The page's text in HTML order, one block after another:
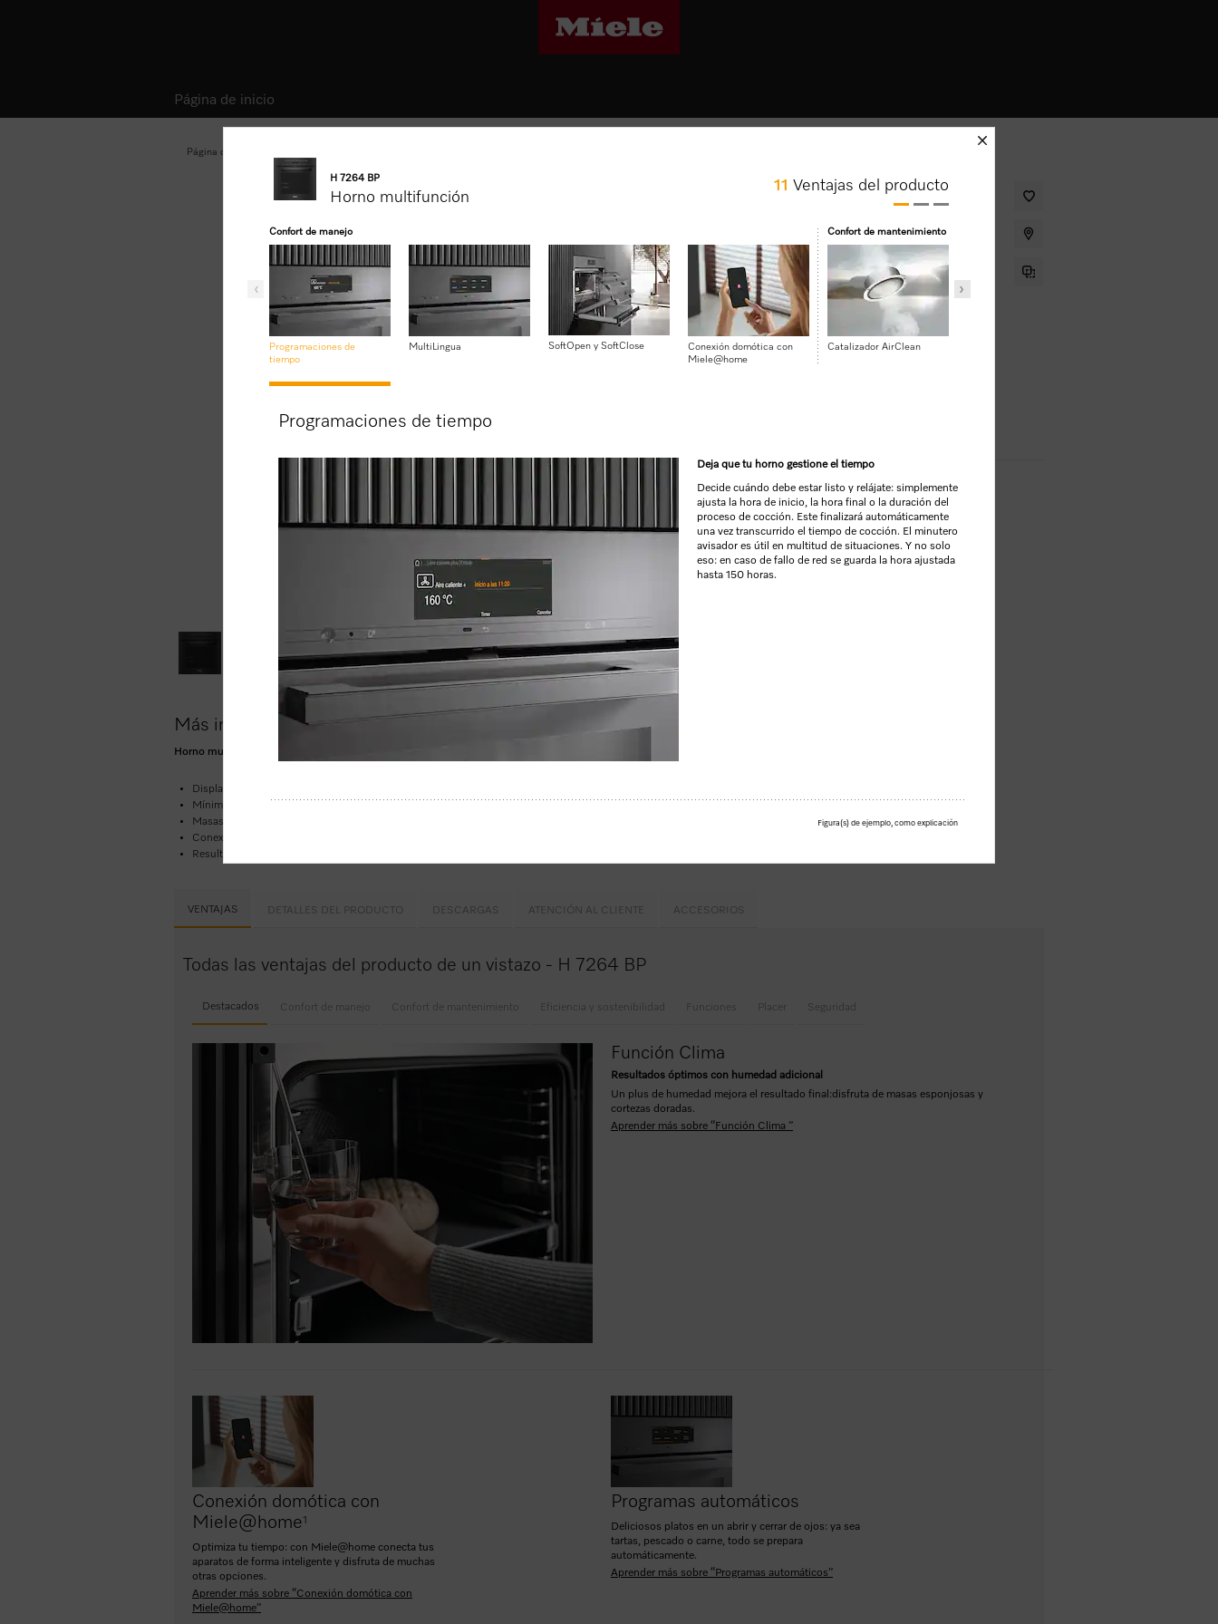
Página de inicio
H 7264 BP
$ 3.649.900
Color del artículo:
Más información del producto
Horno multifunción diseño elegante , display intuitivo, conectividad y pirólisis.
Display de texto con sensores:
Mínimo esfuerzo de limpieza:
Masas especialmente esponjosas y costra dorada:
Conexión a red con
Resultados perfectos garantizados
VENTAJAS DETALLES DEL PRODUCTO DESCARGAS ATENCIÓN AL CLIENTE ACCESORIOS
Todas las ventajas del producto de un vistazo - H 7264 BP
Destacados Confort de manejo Confort de mantenimiento Eficiencia y sostenibilidad Funciones Placer Seguridad
Función Clima
Resultados óptimos con humedad adicional
Un plus de humedad mejora el resultado final:disfruta de masas esponjosas y
cortezas doradas.
Aprender más sobre “Función Clima ”
Conexión domótica con
Miele@home1
Optimiza tu tiempo: con Miele@home conecta tus
aparatos de forma inteligente y disfruta de muchas
otras opciones.
Aprender más sobre “Conexión domótica con
Miele@home”
Programas automáticos
Deliciosos platos en un abrir y cerrar de ojos: ya sea
tartas, pescado o carne, todo se prepara
automáticamente.
Aprender más sobre “Programas automáticos”
Página de inicio
H 7264 BP
Horno multifunción
11 Ventajas del producto
Confort de manejo
Programaciones de
tiempo
MultiLingua SoftOpen y SoftClose
Conexión domótica con
Miele@home
Confort de mantenimiento
Catalizador AirClean
Programaciones de tiempo
Deja que tu horno gestione el tiempo
Decide cuándo debe estar listo y relájate: simplemente
ajusta la hora de inicio, la hora final o la duración del
proceso de cocción. Este finalizará automáticamente
una vez transcurrido el tiempo de cocción. El minutero
avisador es útil en multitud de situaciones. Y no solo
eso: en caso de fallo de red se guarda la hora ajustada
hasta 150 horas.
Figura(s) de ejemplo, como explicación
schliessen